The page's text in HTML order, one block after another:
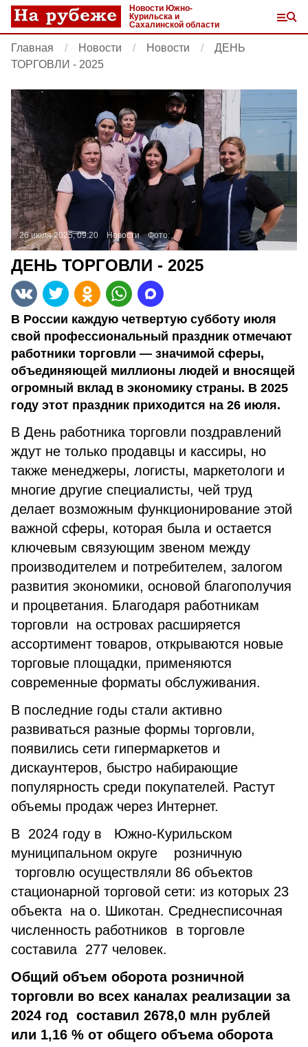
Новости Южно-
Курильска и
Сахалинской области
Главная Новости Новости
ДЕНЬ
ТОРГОВЛИ - 2025
26 июля 2025, 09:20 Новости Фото:
ДЕНЬ ТОРГОВЛИ - 2025
В России каждую четвертую субботу июля
свой профессиональный праздник отмечают
работники торговли — значимой сферы,
объединяющей миллионы людей и вносящей
огромный вклад в экономику страны. В 2025
году этот праздник приходится на 26 июля.
В День работника торговли поздравлений
ждут не только продавцы и кассиры, но
также менеджеры, логисты, маркетологи и
многие другие специалисты, чей труд
делает возможным функционирование этой
важной сферы, которая была и остается
ключевым связующим звеном между
производителем и потребителем, залогом
развития экономики, основой благополучия
и процветания. Благодаря работникам
торговли на островах расширяется
ассортимент товаров, открываются новые
торговые площадки, применяются
современные форматы обслуживания.
В последние годы стали активно
развиваться разные формы торговли,
появились сети гипермаркетов и
дискаунтеров, быстро набирающие
популярность среди покупателей. Растут
объемы продаж через Интернет.
В 2024 году в Южно-Курильском
муниципальном округе розничную
торговлю осуществляли 86 объектов
стационарной торговой сети: из которых 23
объекта на о. Шикотан. Среднесписочная
численность работников в торговле
составила 277 человек.
Общий объем оборота розничной
торговли во всех каналах реализации за
2024 год составил 2678,0 млн рублей
или 1,16 % от общего объема оборота